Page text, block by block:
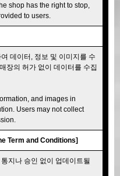
shop has the right to stop,
to users.
데이터, 정보 및 이미지를 수
장의 허가 없이 데이터를 수집
and images in
Users may not collect
Term and Conditions]
지나 승인 없이 업데이트될